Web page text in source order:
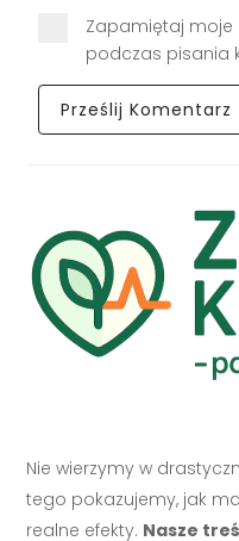
Zapamiętaj moje
podczas pisania
Nie wierzymy w
tego pokazujemy, jak
realne efekty. Nasze